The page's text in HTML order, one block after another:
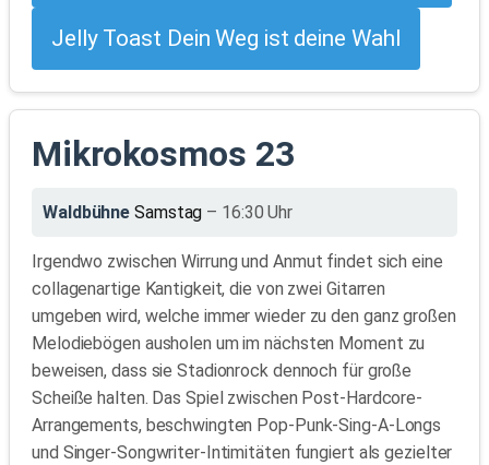
Jelly Toast Dein Weg ist deine Wahl
Mikrokosmos 23
Waldbühne Samstag – 16:30 Uhr
Irgendwo zwischen Wirrung und Anmut findet sich eine
collagenartige Kantigkeit, die von zwei Gitarren
umgeben wird, welche immer wieder zu den ganz großen
Melodiebögen ausholen um im nächsten Moment zu
beweisen, dass sie Stadionrock dennoch für große
Scheiße halten. Das Spiel zwischen Post-Hardcore-
Arrangements, beschwingten Pop-Punk-Sing-A-Longs
und Singer-Songwriter-Intimitäten fungiert als gezielter